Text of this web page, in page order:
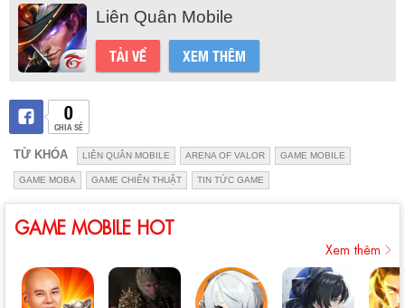
Liên Quân Mobile
TẢI VỀ XEM THÊM
0
CHIA SẺ
TỪ KHÓA LIÊN QUÂN MOBILE ARENA OF VALOR GAME MOBILE
GAME MOBA GAME CHIẾN THUẬT TIN TỨC GAME
GAME MOBILE HOT
Xem thêm